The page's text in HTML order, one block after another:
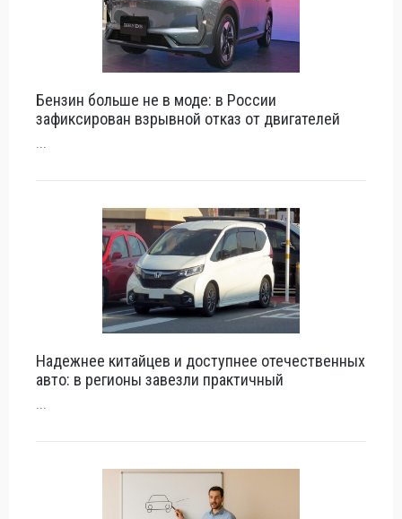
Бензин больше не в моде: в России
зафиксирован взрывной отказ от двигателей
...
Надежнее китайцев и доступнее отечественных
авто: в регионы завезли практичный
...